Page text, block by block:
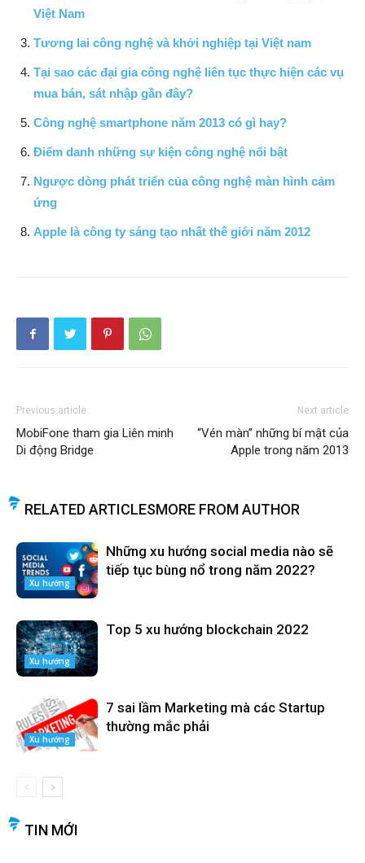
Việt Nam
Tương lai công nghệ và khởi nghiệp tại Việt nam
Tại sao các đại gia công nghệ liên tục thực hiện các vụ
mua bán, sát nhập gần đây?
Công nghệ smartphone năm 2013 có gì hay?
Điểm danh những sự kiện công nghệ nổi bật
Ngược dòng phát triển của công nghệ màn hình cảm
ứng
Apple là công ty sáng tạo nhất thế giới năm 2012
Previous article
MobiFone tham gia Liên minh
Di động Bridge
Next article
“Vén màn” những bí mật của
Apple trong năm 2013
RELATED ARTICLESMORE FROM AUTHOR
Xu hướng
Những xu hướng social media nào sẽ
tiếp tục bùng nổ trong năm 2022?
Xu hướng
Top 5 xu hướng blockchain 2022
Xu hướng
7 sai lầm Marketing mà các Startup
thường mắc phải
TIN MỚI